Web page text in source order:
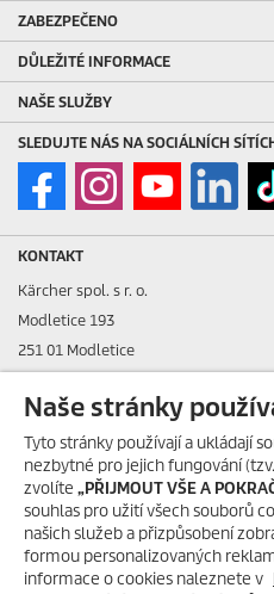
ZABEZPEČENO
DŮLEŽITÉ INFORMACE
NAŠE SLUŽBY
SLEDUJTE NÁS NA SOCIÁLNÍCH
KONTAKT
Kärcher spol. s r. o.
Modletice 193
251 01 Modletice
DIČ: CZ48535761
ID datové schránky: ic4eqpk
> Tiráž
Zákaznická linka:+420 323 555 555
Naše stránky
Tyto stránky používají a ukládají
nezbytné pro jejich fungování
zvolíte „PŘIJMOUT VŠE A
souhlas pro užití všech souborů
našich služeb a přizpůsobení
formou personalizovaných
informace o cookies naleznete v